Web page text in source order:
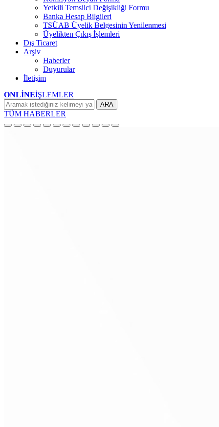
Yetkili Temsilci Değişikliği Formu
Banka Hesap Bilgileri
TSÜAB Üyelik Belgesinin Yenilenmesi
Üyelikten Çıkış İşlemleri
Dış Ticaret
Arşiv
Haberler
Duyurular
İletişim
ONLİNEİŞLEMLER
ARA
TÜM HABERLER